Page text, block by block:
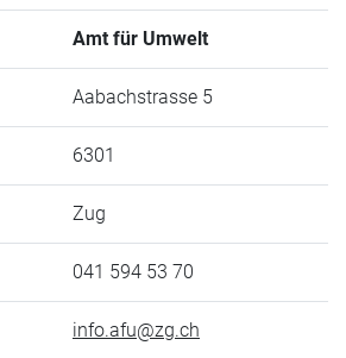
Amt für Umwelt
Aabachstrasse 5
6301
Zug
041 594 53 70
info.afu@zg.ch